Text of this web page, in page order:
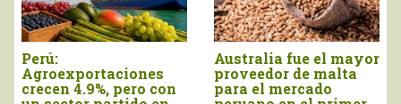
Agroexportaciones no
tradicionales de Perú
a Estados Unidos
Declaran el segundo
viernes de agosto
como el Día Nacional